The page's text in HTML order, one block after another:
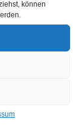
können
Mit
einem 2,4
Sie bei